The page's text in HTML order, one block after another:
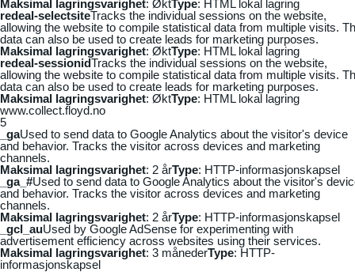
Maksimal lagringsvarighet: ØktType: HTML lokal lagring
redeal-selectsiteTracks the individual sessions on the website,
allowing the website to compile statistical data from multiple visits.
data can also be used to create leads for marketing purposes.
Maksimal lagringsvarighet: ØktType: HTML lokal lagring
redeal-sessionidTracks the individual sessions on the website,
allowing the website to compile statistical data from multiple visits.
data can also be used to create leads for marketing purposes.
Maksimal lagringsvarighet: ØktType: HTML lokal lagring
www.collect.floyd.no
5
_gaUsed to send data to Google Analytics about the visitor's device
and behavior. Tracks the visitor across devices and marketing
channels.
Maksimal lagringsvarighet: 2 årType: HTTP-informasjonskapsel
_ga_#Used to send data to Google Analytics about the visitor's
and behavior. Tracks the visitor across devices and marketing
channels.
Maksimal lagringsvarighet: 2 årType: HTTP-informasjonskapsel
_gcl_auUsed by Google AdSense for experimenting with
advertisement efficiency across websites using their services.
Maksimal lagringsvarighet: 3 månederType: HTTP-
informasjonskapsel